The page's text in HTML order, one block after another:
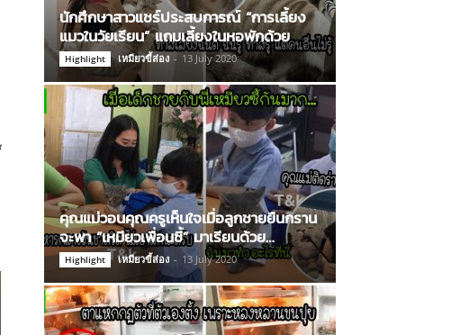
นักศึกษาสาวแชร์ประสบการณ์ “การเลี้ยง
แมวในวัยเรียน” แถมเลี้ยงในหอพักด้วย
Highlight เหมียวขี้ส่อง - 13 July 2020
คุณแม่วอนคุณครูเห็นใจเมื่อลูกชายยืนกราน
จะพา “เหมียวเพื่อนซี้” มาเรียนด้วย…
Highlight เหมียวขี้ส่อง - 13 July 2020